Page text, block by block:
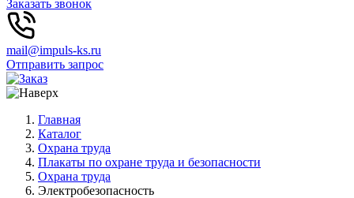
Заказать звонок
mail@impuls-ks.ru
Отправить запрос
Главная
Каталог
Охрана труда
Плакаты по охране труда и безопасности
Охрана труда
Электробезопасность